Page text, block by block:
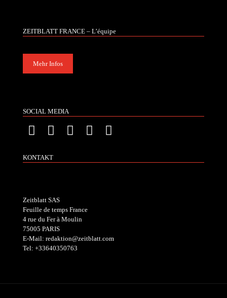
ZEITBLATT FRANCE – L’équipe
Mehr Infos
SOCIAL MEDIA
KONTAKT
Zeitblatt SAS
Feuille de temps France
4 rue du Fer à Moulin
75005 PARIS
E-Mail: redaktion@zeitblatt.com
Tel: +33640350763